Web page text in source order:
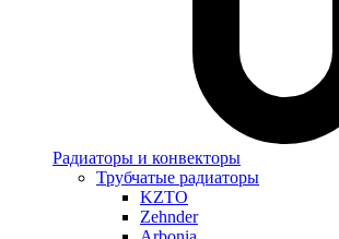
Радиаторы и конвекторы
Трубчатые радиаторы
KZTO
Zehnder